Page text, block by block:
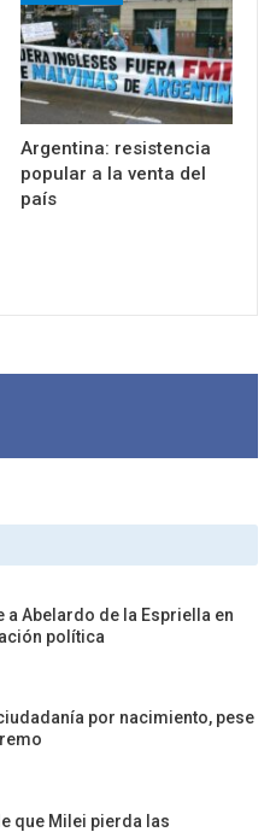
Argentina: resistencia
popular a la venta del
país
a Abelardo de la Espriella en
política
por nacimiento, pese
que Milei pierda las